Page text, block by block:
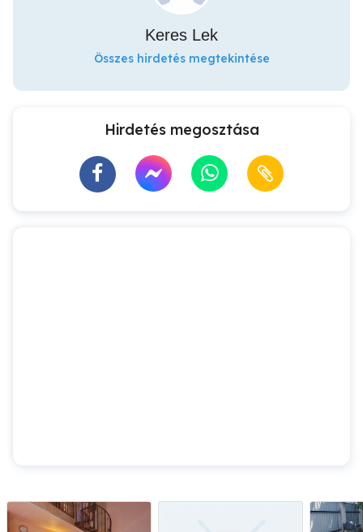
Keres Lek
Összes hirdetés megtekintése
Hirdetés megosztása